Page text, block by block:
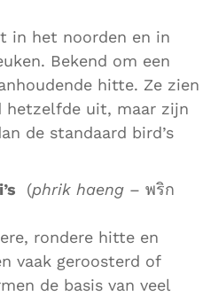
in het noorden en in
Bekend om een
hitte. Ze zien
hetzelfde uit, maar zijn
de standaard bird’s
(phrik haeng – พริก
rondere hitte en
vaak geroosterd of
de basis van veel